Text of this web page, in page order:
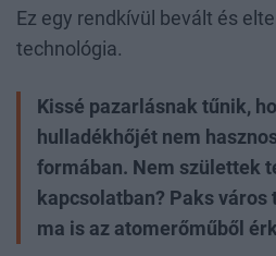
Ez egy rendkívül bevált és
technológia.
Kissé pazarlásnak tűnik,
hulladékhőjét nem
formában. Nem születtek
kapcsolatban? Paks város
ma is az atomerőműből